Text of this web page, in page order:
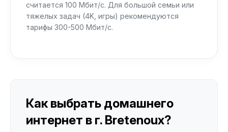
считается 100 Мбит/с. Для большой семьи или
тяжелых задач (4K, игры) рекомендуются
тарифы 300-500 Мбит/с.
Как выбрать домашнего
интернет в г. Bretenoux?